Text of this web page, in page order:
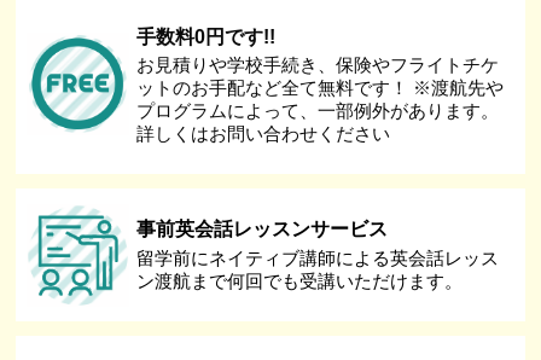
手数料0円です!!
お見積りや学校手続き、保険やフライトチケ
ットのお手配など全て無料です！ ※渡航先や
プログラムによって、一部例外があります。
詳しくはお問い合わせください
事前英会話レッスンサービス
留学前にネイティブ講師による英会話レッス
ン渡航まで何回でも受講いただけます。